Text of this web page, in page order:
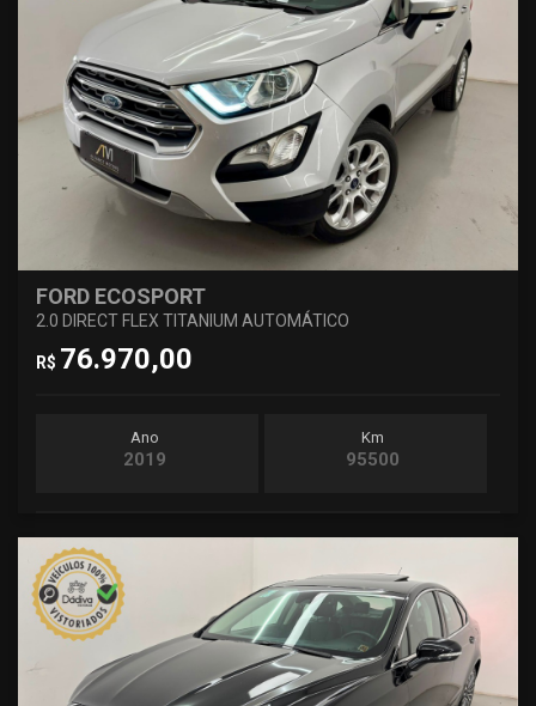
FORD ECOSPORT
2.0 DIRECT FLEX TITANIUM AUTOMÁTICO
R$ 76.970,00
Ano
2019
Km
95500